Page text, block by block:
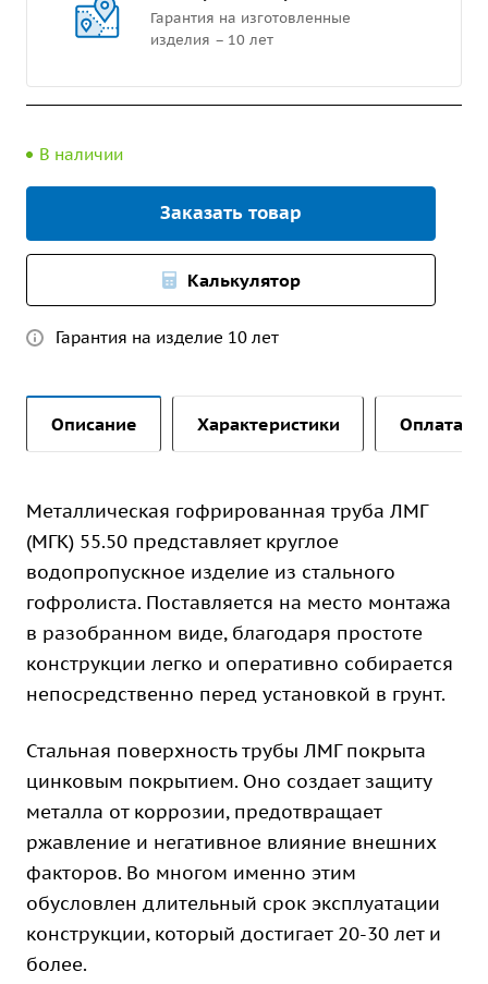
Гарантия на изготовленные
изделия – 10 лет
В наличии
Заказать товар
Калькулятор
Гарантия на изделие 10 лет
Описание Характеристики Оплата и
Металлическая гофрированная труба ЛМГ
(МГК) 55.50 представляет круглое
водопропускное изделие из стального
гофролиста. Поставляется на место монтажа
в разобранном виде, благодаря простоте
конструкции легко и оперативно собирается
непосредственно перед установкой в грунт.
Стальная поверхность трубы ЛМГ покрыта
цинковым покрытием. Оно создает защиту
металла от коррозии, предотвращает
ржавление и негативное влияние внешних
факторов. Во многом именно этим
обусловлен длительный срок эксплуатации
конструкции, который достигает 20-30 лет и
более.